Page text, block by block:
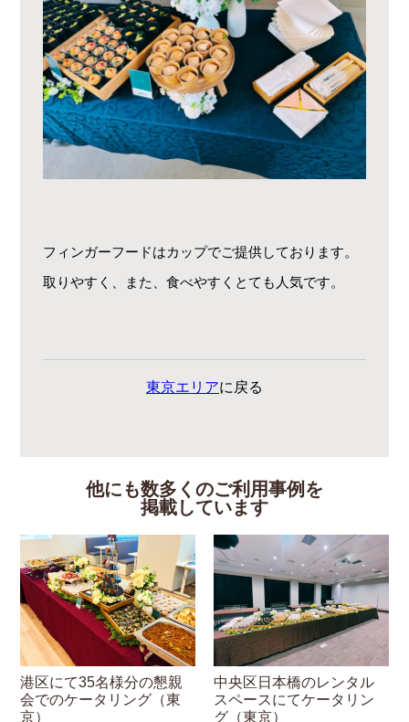
フィンガーフードはカップでご提供しております。
取りやすく、また、食べやすくとても人気です。
東京エリアに戻る
他にも数多くのご利用事例を
掲載しています
港区にて35名様分の懇親
会でのケータリング（東
京）
中央区日本橋のレンタル
スペースにてケータリン
グ（東京）